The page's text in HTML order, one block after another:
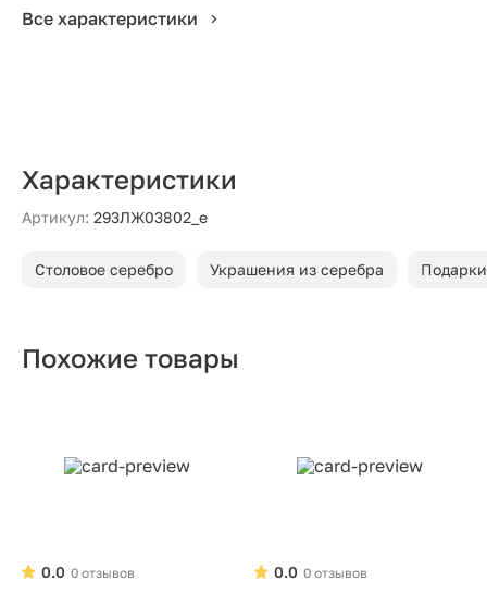
Все характеристики
Характеристики
Артикул: 293ЛЖ03802_е
Столовое серебро Украшения из серебра
Похожие товары
0 отзывов
0.0
0 отзывов
0.0